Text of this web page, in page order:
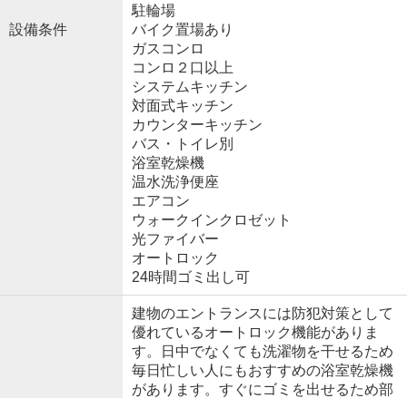
設備条件
駐輪場
バイク置場あり
ガスコンロ
コンロ２口以上
システムキッチン
対面式キッチン
カウンターキッチン
バス・トイレ別
浴室乾燥機
温水洗浄便座
エアコン
ウォークインクロゼット
光ファイバー
オートロック
24時間ゴミ出し可
建物のエントランスには防犯対策として
優れているオートロック機能がありま
す。日中でなくても洗濯物を干せるため
毎日忙しい人にもおすすめの浴室乾燥機
があります。すぐにゴミを出せるため部